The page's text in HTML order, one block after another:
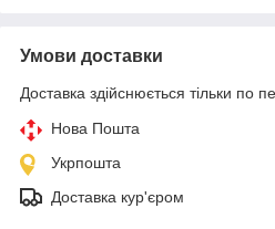
Умови доставки
Доставка здійснюється тільки по
Нова Пошта
Укрпошта
Доставка кур'єром